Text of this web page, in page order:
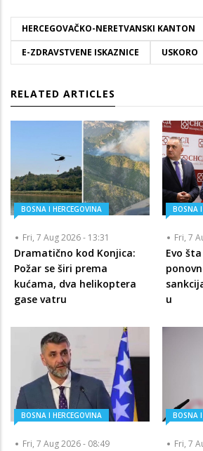
HERCEGOVAČKO-NERETVANSKI KANTON
E-ZDRAVSTVENE ISKAZNICE
USKORO
RELATED ARTICLES
BOSNA I HERCEGOVINA
Fri, 7 Aug 2026 - 13:31
Dramatično kod Konjica:
Požar se širi prema
kućama, dva helikoptera
gase vatru
BOSNA I
Fri, 7
Evo
u
BOSNA I HERCEGOVINA
Fri, 7 Aug 2026 - 08:49
BOSNA I
Fri, 7